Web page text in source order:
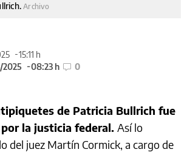
Archivo
15:11 h
08:23 h
0
de Patricia Bullrich fue
la justicia federal. Así lo
del juez Martín Cormick, a cargo de